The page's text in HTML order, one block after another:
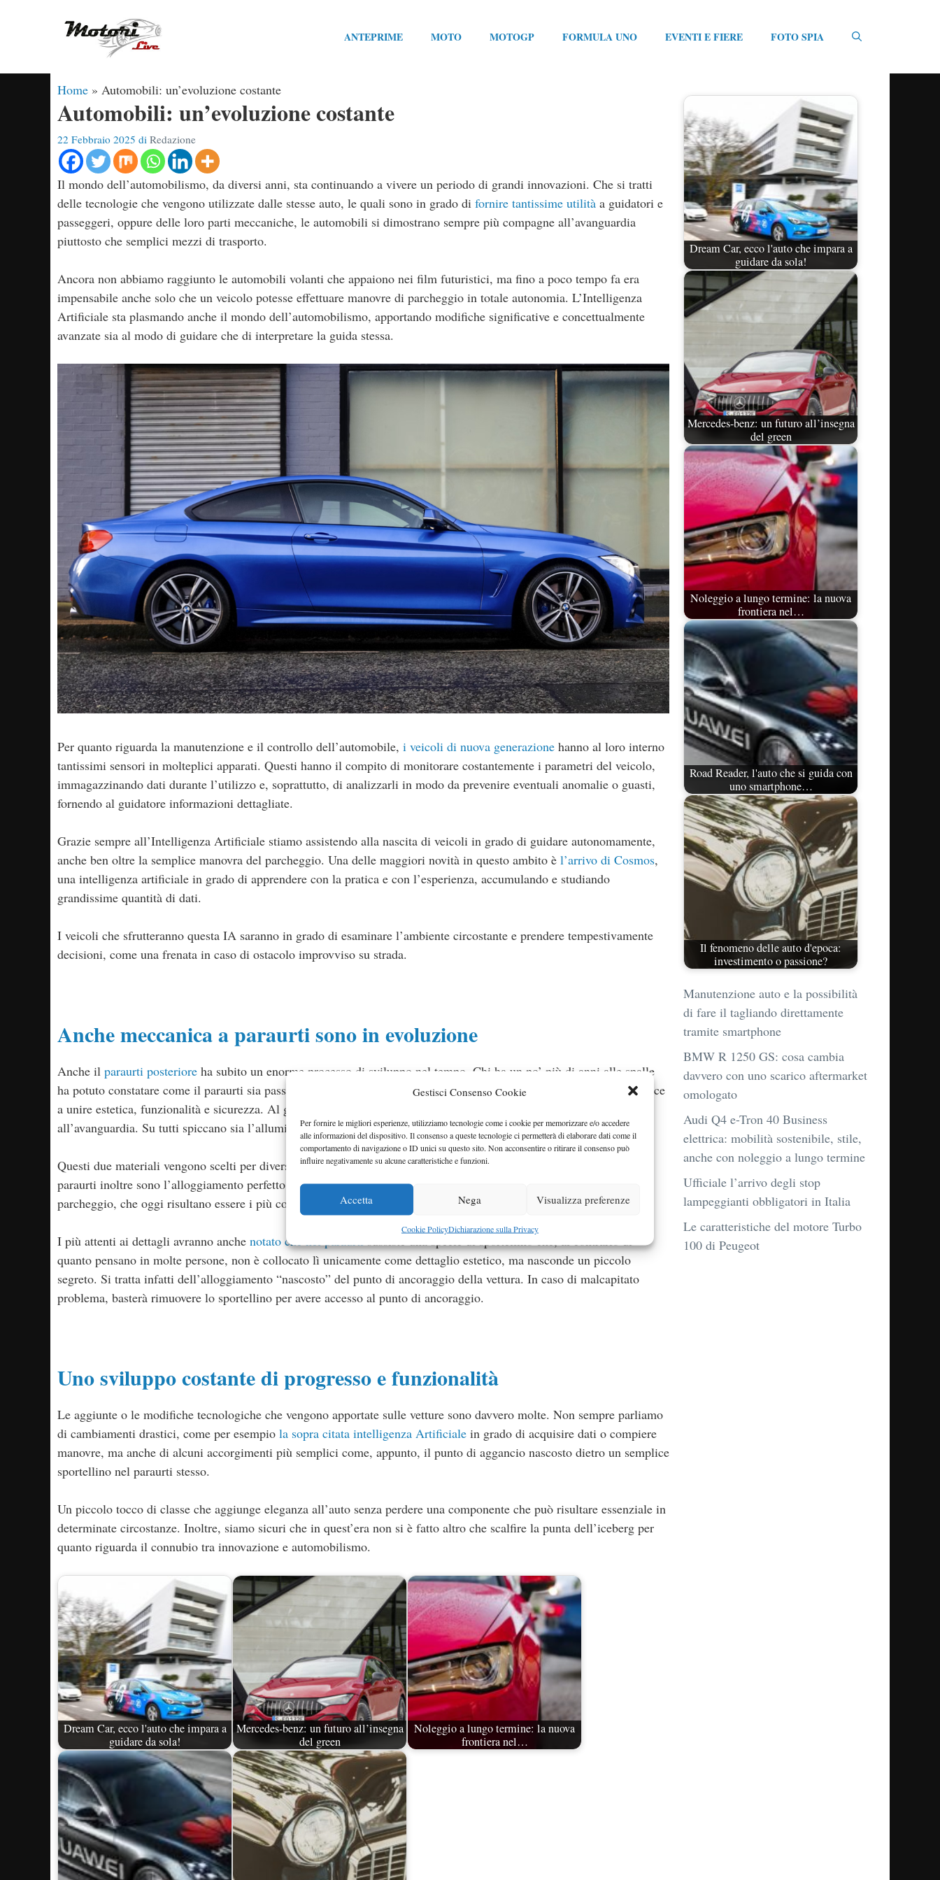
Gestisci Consenso Cookie
Per fornire le migliori esperienze, utilizziamo tecnologie come i cookie per memorizzare e/o accedere
alle informazioni del dispositivo. Il consenso a queste tecnologie ci permetterà di elaborare dati come il
comportamento di navigazione o ID unici su questo sito. Non acconsentire o ritirare il consenso può
influire negativamente su alcune caratteristiche e funzioni.
Accetta Nega Visualizza preferenze
Cookie PolicyDichiarazione sulla Privacy
ANTEPRIME MOTO MOTOGP FORMULA UNO EVENTI E FIERE FOTO SPIA
Home » Automobili: un’evoluzione costante
Automobili: un’evoluzione costante
22 Febbraio 2025 di Redazione
Il mondo dell’automobilismo, da diversi anni, sta continuando a vivere un periodo di grandi innovazioni. Che si tratti
delle tecnologie che vengono utilizzate dalle stesse auto, le quali sono in grado di fornire tantissime utilità a guidatori e
passeggeri, oppure delle loro parti meccaniche, le automobili si dimostrano sempre più compagne all’avanguardia
piuttosto che semplici mezzi di trasporto.
Ancora non abbiamo raggiunto le automobili volanti che appaiono nei film futuristici, ma fino a poco tempo fa era
impensabile anche solo che un veicolo potesse effettuare manovre di parcheggio in totale autonomia. L’Intelligenza
Artificiale sta plasmando anche il mondo dell’automobilismo, apportando modifiche significative e concettualmente
avanzate sia al modo di guidare che di interpretare la guida stessa.
Per quanto riguarda la manutenzione e il controllo dell’automobile, i veicoli di nuova generazione hanno al loro interno
tantissimi sensori in molteplici apparati. Questi hanno il compito di monitorare costantemente i parametri del veicolo,
immagazzinando dati durante l’utilizzo e, soprattutto, di analizzarli in modo da prevenire eventuali anomalie o guasti,
fornendo al guidatore informazioni dettagliate.
Grazie sempre all’Intelligenza Artificiale stiamo assistendo alla nascita di veicoli in grado di guidare autonomamente,
anche ben oltre la semplice manovra del parcheggio. Una delle maggiori novità in questo ambito è l’arrivo di Cosmos,
una intelligenza artificiale in grado di apprendere con la pratica e con l’esperienza, accumulando e studiando
grandissime quantità di dati.
I veicoli che sfrutteranno questa IA saranno in grado di esaminare l’ambiente circostante e prendere tempestivamente
decisioni, come una frenata in caso di ostacolo improvviso su strada.
Anche meccanica a paraurti sono in evoluzione
Anche il paraurti posteriore ha subito un enorme processo di sviluppo nel tempo. Chi ha un po’ più di anni alle spalle
ha potuto constatare come il paraurti sia passato dall’essere una semplice sbarra di metallo, a un componente che riesce
a unire estetica, funzionalità e sicurezza. Al giorno d’oggi i paraurti sono realizzati utilizzando i migliori materiali
all’avanguardia. Su tutti spiccano sia l’alluminio che la fibra di carbonio.
Questi due materiali vengono scelti per diverse caratteristiche, come ad esempio la loro resistenza e aerodinamica. I
paraurti inoltre sono l’alloggiamento perfetto per alcuni dei tanti sensori che aiutano il guidatore, come quelli per il
parcheggio, che oggi risultano essere i più comuni.
I più attenti ai dettagli avranno anche notato che nel paraurtisussiste una specie di sportellino che, al contrario di
quanto pensano in molte persone, non è collocato lì unicamente come dettaglio estetico, ma nasconde un piccolo
segreto. Si tratta infatti dell’alloggiamento “nascosto” del punto di ancoraggio della vettura. In caso di malcapitato
problema, basterà rimuovere lo sportellino per avere accesso al punto di ancoraggio.
Uno sviluppo costante di progresso e funzionalità
Le aggiunte o le modifiche tecnologiche che vengono apportate sulle vetture sono davvero molte. Non sempre parliamo
di cambiamenti drastici, come per esempio la sopra citata intelligenza Artificiale in grado di acquisire dati o compiere
manovre, ma anche di alcuni accorgimenti più semplici come, appunto, il punto di aggancio nascosto dietro un semplice
sportellino nel paraurti stesso.
Un piccolo tocco di classe che aggiunge eleganza all’auto senza perdere una componente che può risultare essenziale in
determinate circostanze. Inoltre, siamo sicuri che in quest’era non si è fatto altro che scalfire la punta dell’iceberg per
quanto riguarda il connubio tra innovazione e automobilismo.
Dream Car, ecco l'auto che impara a
guidare da sola!
Mercedes-benz: un futuro all’insegna
del green
Noleggio a lungo termine: la nuova
frontiera nel…
Dream Car, ecco l'auto che impara a
guidare da sola!
Mercedes-benz: un futuro all’insegna
del green
Noleggio a lungo termine: la nuova
frontiera nel…
Road Reader, l'auto che si guida con
uno smartphone…
Il fenomeno delle auto d'epoca:
investimento o passione?
Manutenzione auto e la possibilità
di fare il tagliando direttamente
tramite smartphone
BMW R 1250 GS: cosa cambia
davvero con uno scarico aftermarket
omologato
Audi Q4 e-Tron 40 Business
elettrica: mobilità sostenibile, stile,
anche con noleggio a lungo termine
Ufficiale l’arrivo degli stop
lampeggianti obbligatori in Italia
Le caratteristiche del motore Turbo
100 di Peugeot